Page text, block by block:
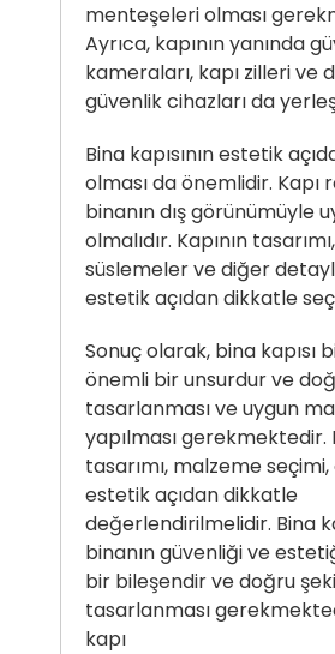
menteşeleri olması
Ayrıca, kapının yanında
kameraları, kapı zilleri ve
güvenlik cihazları da
Bina kapısının estetik
olması da önemlidir. Kapı
binanın dış görünümüyle
olmalıdır. Kapının
süslemeler ve diğer
estetik açıdan dikkatle
Sonuç olarak, bina kapısı
önemli bir unsurdur ve
tasarlanması ve uygun
yapılması gerekmektedir.
tasarımı, malzeme
estetik açıdan dikkatle
değerlendirilmelidir. Bina
binanın güvenliği ve
bir bileşendir ve doğru
tasarlanması
kapı